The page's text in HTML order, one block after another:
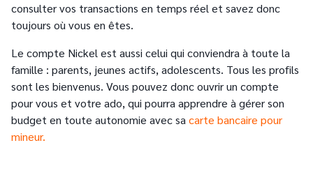
consulter vos transactions en temps réel et savez donc
toujours où vous en êtes.
Le compte Nickel est aussi celui qui conviendra à toute la
famille : parents, jeunes actifs, adolescents. Tous les profils
sont les bienvenus. Vous pouvez donc ouvrir un compte
pour vous et votre ado, qui pourra apprendre à gérer son
budget en toute autonomie avec sacarte bancaire pour
mineur.